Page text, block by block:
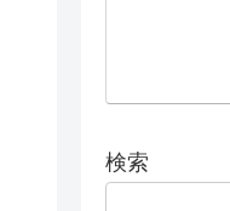
検索